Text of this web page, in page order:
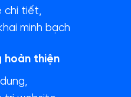
chi tiết,
minh bạch
hoàn thiện